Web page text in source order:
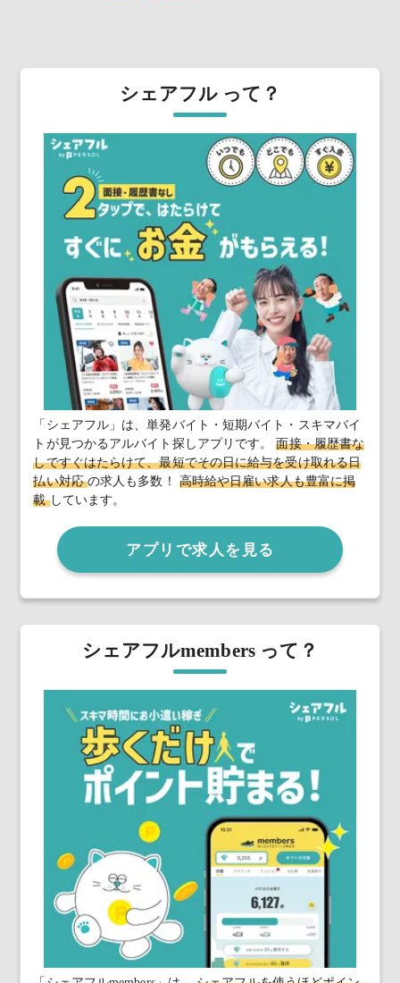
シェアフル って？
「シェアフル」は、単発バイト・短期バイト・スキマバイ
トが見つかるアルバイト探しアプリです。面接・履歴書な
しですぐはたらけて、最短でその日に給与を受け取れる日
払い対応の求人も多数！ 高時給や日雇い求人も豊富に掲
載しています。
アプリで求人を見る
シェアフルmembers って？